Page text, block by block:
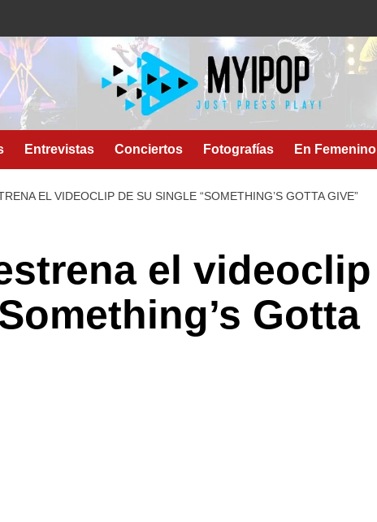
Entrevistas Conciertos Fotografías En Femenino
EL VIDEOCLIP DE SU SINGLE “SOMETHING’S GOTTA GIVE”
el videoclip
Gotta